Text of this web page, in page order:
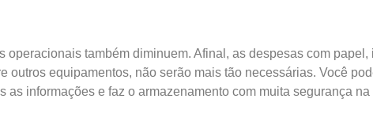
operacionais também diminuem. Afinal, as despesas com
outros equipamentos, não serão mais tão necessárias. Você
as informações e faz o armazenamento com muita segurança na